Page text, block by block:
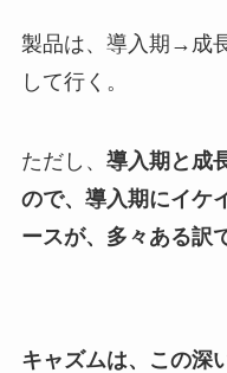
製品は、導入期→成
して行く。
ただし、 導入期と成
ので、導入期にイケ
ースが、多々ある訳
キャズムは、この深